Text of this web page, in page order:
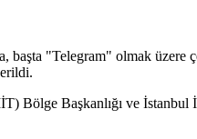
başta "Telegram" olmak
Bölge Başkanlığı ve İstanbul